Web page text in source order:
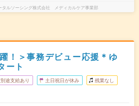
タルソーシング株式会社 メディカルケア事業部
！＞事務デビュー応援＊ゆ
ート
途支給あり 土日祝日が休み 残業なし